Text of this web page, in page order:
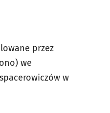
przez
we
w